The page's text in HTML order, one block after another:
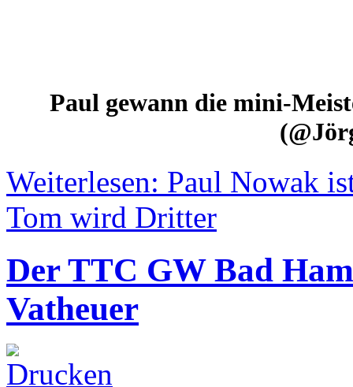
Paul gewann die mini-
Weiterlesen: Paul Nowak
Tom wird Dritter
Der TTC GW Bad
Vatheuer